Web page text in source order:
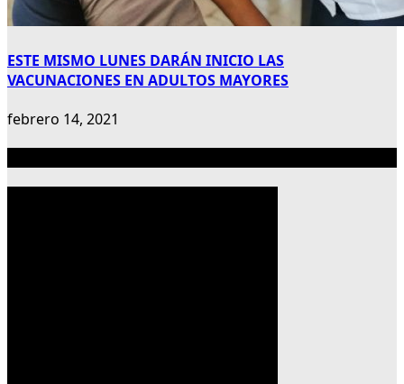
ESTE MISMO LUNES DARÁN INICIO LAS
VACUNACIONES EN ADULTOS MAYORES
febrero 14, 2021